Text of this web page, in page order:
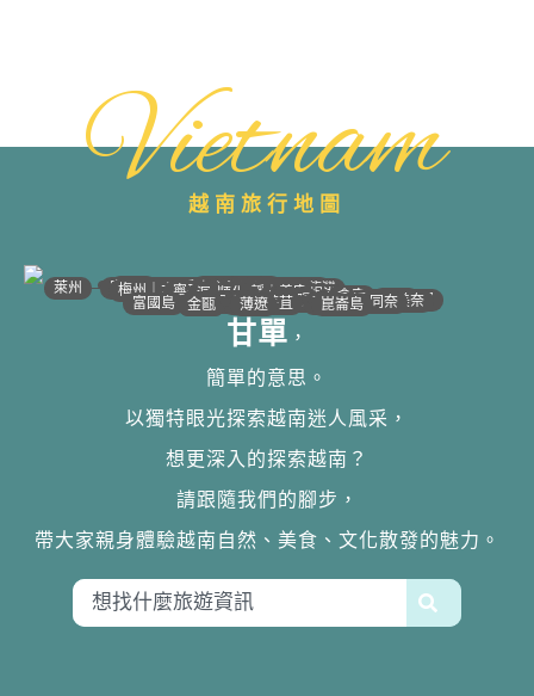
Vietnam
越南旅行地圖
• 河江｜高平
沙壩 •
萊州 • 宣光 •
安沛｜木江界 •
• 太原
梅州｜木州•• 北江｜北寧
• 下龍灣
• 河內
•海防｜海洋
• 南定｜清化
寧平 ••河靜｜義安
洞海 •
順化 •• 峴港
• 會安
• 歸仁
邦美蜀 •
大叻 ••芽莊｜潘郎
•潘切｜美奈
平陽 •
西寧 •
胡志明 •
美萩 •
富國島 •迪石 •
金甌 • • 同奈
• 頭頓
• 芹苴 •崑崙島
• 薄遼
甘單 ，
簡單的意思。
以獨特眼光探索越南迷人風采，
想更深入的探索越南？
請跟隨我們的腳步，
帶大家親身體驗越南自然、美食、文化散發的魅力。